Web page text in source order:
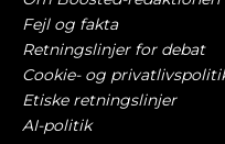
Fejl og fakta
Retningslinjer for debat
Cookie- og
Etiske retningslinjer
AI-politik